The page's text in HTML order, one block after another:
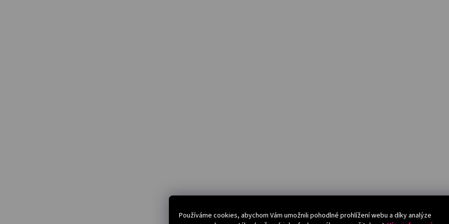
Používáme cookies, abychom Vám umožnili pohodlné prohlížení webu a díky analýze